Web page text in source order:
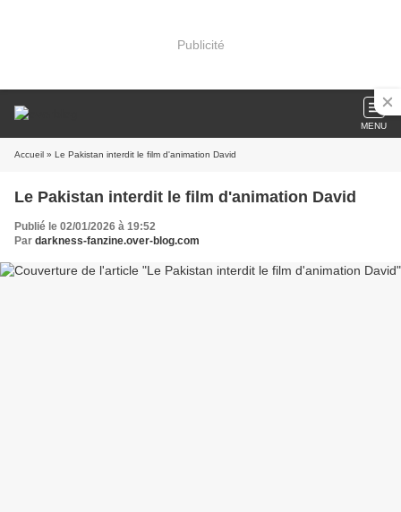
Publicité
MENU
Accueil » Le Pakistan interdit le film d'animation David
Le Pakistan interdit le film d'animation David
Publié le 02/01/2026 à 19:52
Par darkness-fanzine.over-blog.com